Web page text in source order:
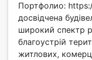
Портфолио:
досвідчена
широкий спектр
благоустрій
житлових,